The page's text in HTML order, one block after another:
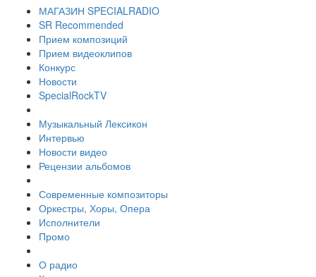
МАГАЗИН SPECIALRADIO
SR Recommended
Прием композиций
Прием видеоклипов
Конкурс
Новости
SpecialRockTV
Музыкальный Лексикон
Интервью
Новости видео
Рецензии альбомов
Современные композиторы
Оркестры, Хоры, Опера
Исполнители
Промо
О радио